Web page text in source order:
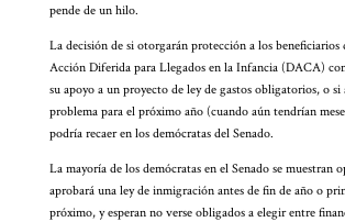
pende de un hilo.
La decisión de si otorgarán protección a los beneficiarios
Acción Diferida para Llegados en la Infancia (DACA)
su apoyo a un proyecto de ley de gastos obligatorios, o si
problema para el próximo año (cuando aún tendrían
podría recaer en los demócratas del Senado.
La mayoría de los demócratas en el Senado se muestran
aprobará una ley de inmigración antes de fin de año o
próximo, y esperan no verse obligados a elegir entre